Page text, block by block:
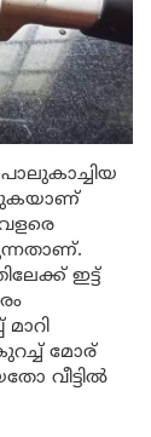
ഇട്ട്
മോര്
വീട്ടിൽ